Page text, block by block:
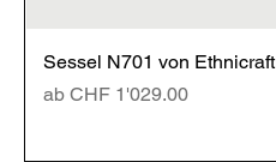
Sessel N701 von Ethnicraft
ab CHF 1'029.00
Sale-Preis